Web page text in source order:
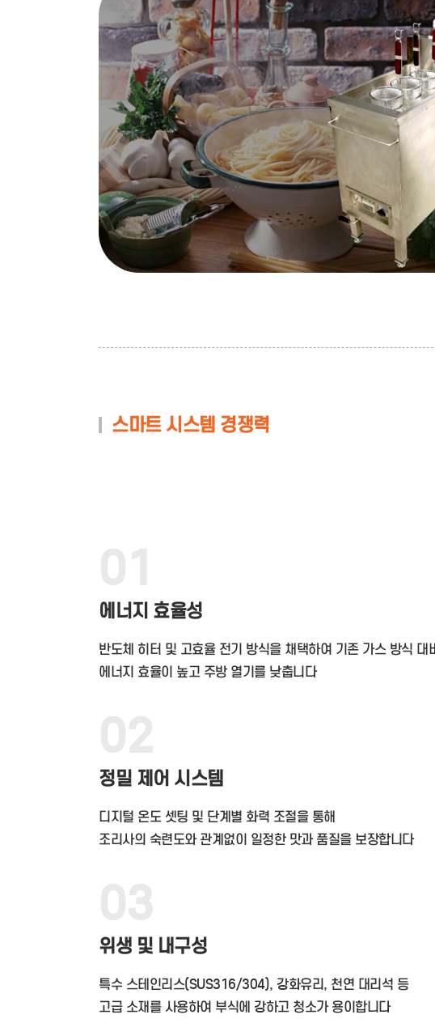
스마트 시스템 경쟁력
에너지 효율성
반도체 히터 및 고효율 전기 방식을 채택하여 기존 가스 방식 대비
에너지 효율이 높고 주방 열기를 낮춥니다
정밀 제어 시스템
디지털 온도 셋팅 및 단계별 화력 조절을 통해
조리사의 숙련도와 관계없이 일정한 맛과 품질을 보장합니다
위생 및 내구성
특수 스테인리스(SUS316/304), 강화유리, 천연 대리석 등
고급 소재를 사용하여 부식에 강하고 청소가 용이합니다